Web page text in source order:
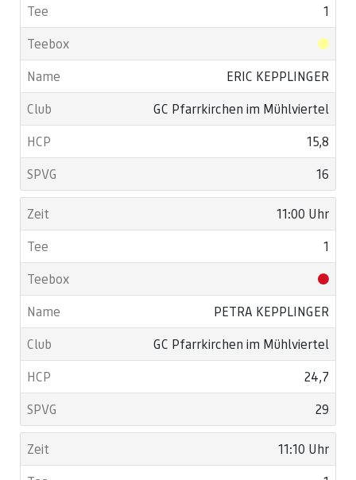
1
ERIC KEPPLINGER
GC Pfarrkirchen im Mühlviertel
15,8
16
11:00 Uhr
1
PETRA KEPPLINGER
GC Pfarrkirchen im Mühlviertel
24,7
29
11:10 Uhr